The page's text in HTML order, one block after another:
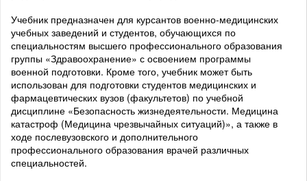
Учебник предназначен для курсантов военно-медицинских
учебных заведений и студентов, обучающихся по
специальностям высшего профессионального образования
группы «Здравоохранение» с освоением программы
военной подготовки. Кроме того, учебник может быть
использован для подготовки студентов медицинских и
фармацевтических вузов (факультетов) по учебной
дисциплине «Безопасность жизнедеятельности. Медицина
катастроф (Медицина чрезвычайных ситуаций)», а также в
ходе послевузовского и дополнительного
профессионального образования врачей различных
специальностей.